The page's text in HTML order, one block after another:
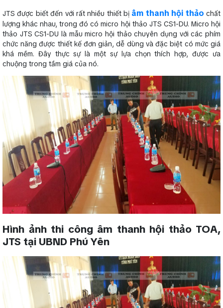
JTS được biết đến với rất nhiều thiết bị âm thanh hội thảo chất
lượng khác nhau, trong đó có micro hội thảo JTS CS1-DU. Micro hội
thảo JTS CS1-DU là mẫu micro hội thảo chuyên dụng với các phím
chức năng được thiết kế đơn giản, dễ dùng và đặc biệt có mức giá
khá mềm. Đây thực sự là một sự lựa chọn thích hợp, được ưa
chuộng trong tầm giá của nó.
Hình ảnh thi công âm thanh hội thảo TOA,
JTS tại UBND Phú Yên